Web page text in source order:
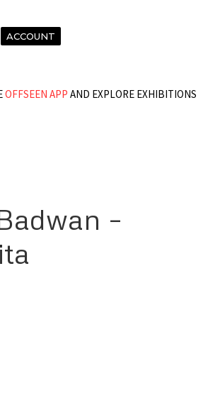
ACCOUNT
OFFSEEN APP AND EXPLORE EXHIBITIONS
–